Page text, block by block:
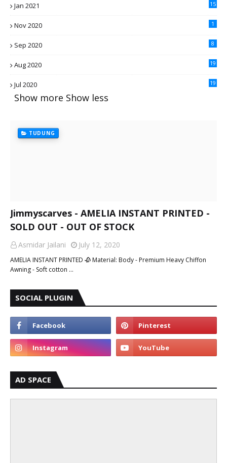
Jan 2021 15
Nov 2020 1
Sep 2020 8
Aug 2020 19
Jul 2020 19
Show more Show less
TUDUNG
Jimmyscarves - AMELIA INSTANT PRINTED -
SOLD OUT - OUT OF STOCK
Asmidar Jailani July 12, 2020
AMELIA INSTANT PRINTED 🥀 Material: Body - Premium Heavy Chiffon
Awning - Soft cotton …
SOCIAL PLUGIN
AD SPACE